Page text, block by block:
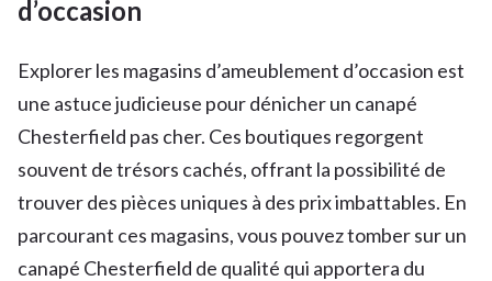
d’occasion
Explorer les magasins d’ameublement d’occasion est
une astuce judicieuse pour dénicher un canapé
Chesterfield pas cher. Ces boutiques regorgent
souvent de trésors cachés, offrant la possibilité de
trouver des pièces uniques à des prix imbattables. En
parcourant ces magasins, vous pouvez tomber sur un
canapé Chesterfield de qualité qui apportera du